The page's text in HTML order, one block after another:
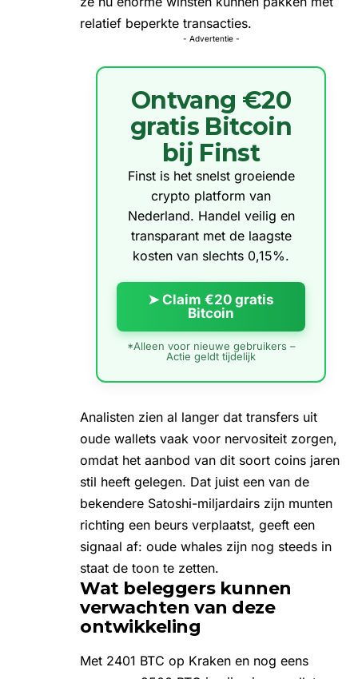
relatief beperkte transacties.
- Advertentie -
Ontvang €20
gratis Bitcoin
bij Finst
Finst is het snelst groeiende
crypto platform van
Nederland. Handel veilig en
transparant met de laagste
kosten van slechts 0,15%.
➤ Claim €20 gratis
Bitcoin
*Alleen voor nieuwe gebruikers –
Actie geldt tijdelijk
Analisten zien al langer dat transfers uit
oude wallets vaak voor nervositeit zorgen,
omdat het aanbod van dit soort coins jaren
stil heeft gelegen. Dat juist een van de
bekendere Satoshi-miljardairs zijn munten
richting een beurs verplaatst, geeft een
signaal af: oude whales zijn nog steeds in
staat de toon te zetten.
Wat beleggers kunnen
verwachten van deze
ontwikkeling
Met 2401 BTC op Kraken en nog eens